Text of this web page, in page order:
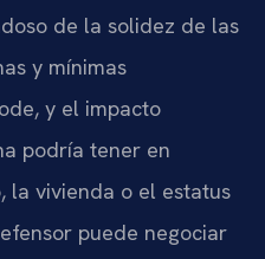
de la solidez de las
y mínimas
y el impacto
podría tener en
la vivienda o el estatus
puede negociar